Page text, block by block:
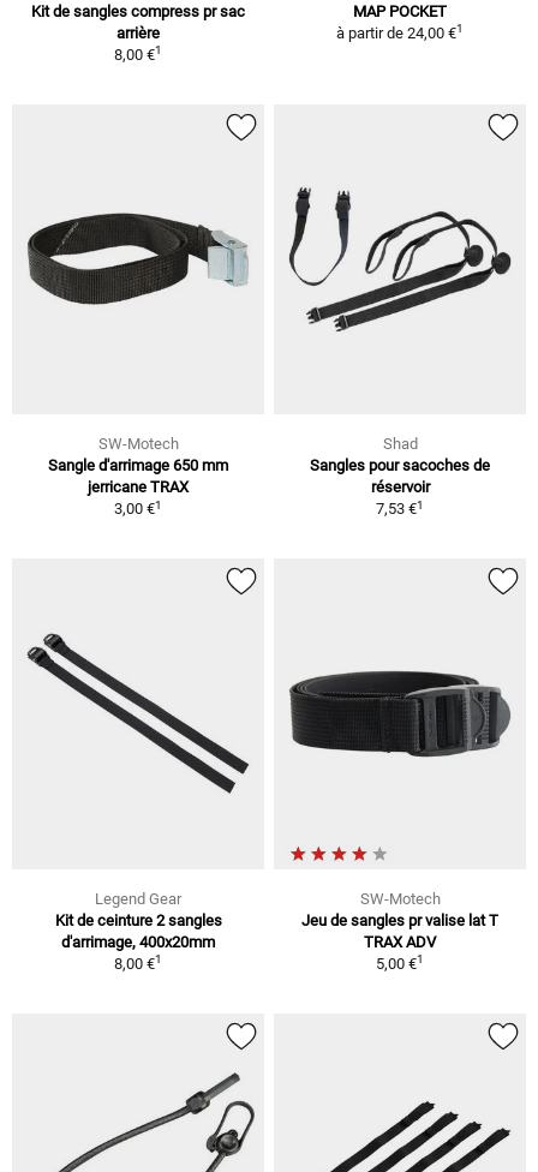
Kit de sangles compress pr sac
arrière
8,00 €1
MAP POCKET
à partir de 24,00 €1
SW-Motech
Sangle d'arrimage 650 mm
jerricane TRAX
3,00 €1
Shad
Sangles pour sacoches de
réservoir
7,53 €1
Legend Gear
Kit de ceinture 2 sangles
d'arrimage, 400x20mm
8,00 €1
SW-Motech
Jeu de sangles pr valise lat T
TRAX ADV
5,00 €1